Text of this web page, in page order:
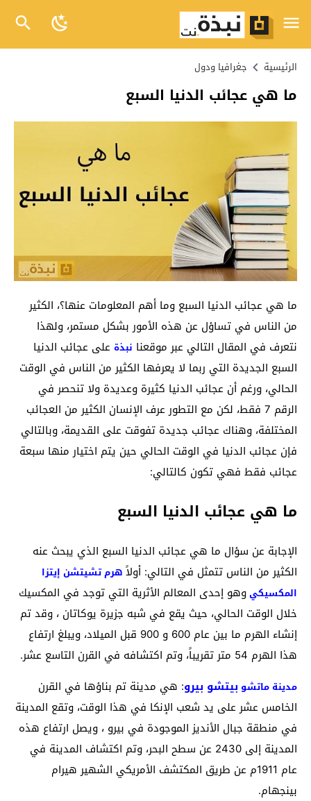
الرئيسية جغرافيا ودول
ما هي عجائب الدنيا السبع
ما هي عجائب الدنيا السبع وما أهم المعلومات عنها؟، الكثير
من الناس في تساؤل عن هذه الأمور بشكل مستمر، ولهذا
نتعرف في المقال التالي عبر موقعنا نبذة على عجائب الدنيا
السبع الجديدة التي ربما لا يعرفها الكثير من الناس في الوقت
الحالي، ورغم أن عجائب الدنيا كثيرة وعديدة ولا تنحصر في
الرقم 7 فقط، لكن مع التطور عرف الإنسان الكثير من العجائب
المختلفة، وهناك عجائب جديدة تفوقت على القديمة، وبالتالي
فإن عجائب الدنيا في الوقت الحالي حين يتم اختيار منها سبعة
عجائب فقط فهي تكون كالتالي:
ما هي عجائب الدنيا السبع
الإجابة عن سؤال ما هي عجائب الدنيا السبع الذي يبحث عنه
الكثير من الناس تتمثل في التالي: أولاً هرم تشيتشن إيتزا
المكسيكيوهو إحدى المعالم الأثرية التي توجد في المكسيك
خلال الوقت الحالي، حيث يقع في شبه جزيرة يوكاتان ، وقد تم
إنشاء الهرم ما بين عام 600 و 900 قبل الميلاد، ويبلغ ارتفاع
هذا الهرم 54 متر تقريباً، وتم اكتشافه في القرن التاسع عشر.
مدينة ماتشو بيتشو بيرو: هي مدينة تم بناؤها في القرن
الخامس عشر على يد شعب الإنكا في هذا الوقت، وتقع المدينة
في منطقة جبال الأنديز الموجودة في بيرو ، ويصل ارتفاع هذه
المدينة إلى 2430 عن سطح البحر، وتم اكتشاف المدينة في
عام 1911م عن طريق المكتشف الأمريكي الشهير هيرام
بينجهام.